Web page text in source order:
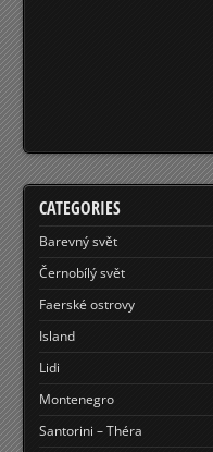
CATEGORIES
Barevný svět
Černobílý svět
Faerské ostrovy
Island
Lidi
Montenegro
Santorini – Théra